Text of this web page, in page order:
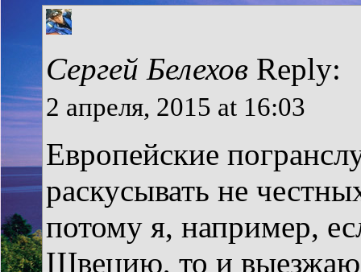
Сергей Белехов Reply:
2 апреля, 2015 at 16:03
Европейские
раскусывать не
потому я, например,
Швецию, то и выезжаю